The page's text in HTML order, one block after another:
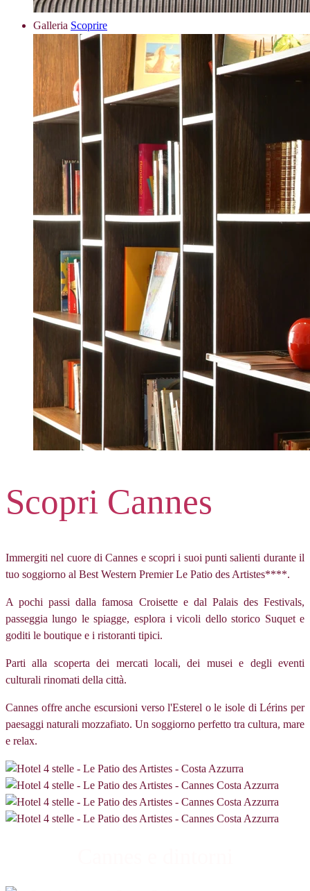
Galleria Scoprire
Scopri Cannes
Immergiti nel cuore di Cannes e scopri i suoi punti salienti durante il
tuo soggiorno al Best Western Premier Le Patio des Artistes****.
A pochi passi dalla famosa Croisette e dal Palais des Festivals,
passeggia lungo le spiagge, esplora i vicoli dello storico Suquet e
goditi le boutique e i ristoranti tipici.
Parti alla scoperta dei mercati locali, dei musei e degli eventi
culturali rinomati della città.
Cannes offre anche escursioni verso l'Esterel o le isole di Lérins per
paesaggi naturali mozzafiato. Un soggiorno perfetto tra cultura, mare
e relax.